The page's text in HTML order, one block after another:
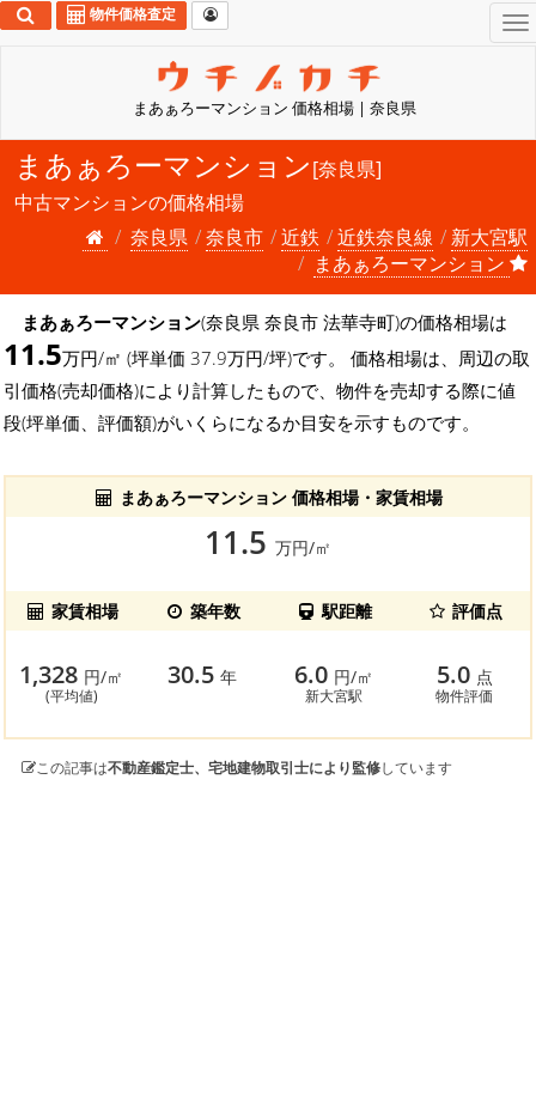
まあぁろーマンション 価格相場 | 奈良県
物件価格査定
まあぁろーマンション[奈良県]
中古マンションの価格相場
奈良県
奈良市 近鉄 近鉄奈良線
新大宮駅
まあぁろーマンション
まあぁろーマンション(奈良県 奈良市 法華寺町)の価格相場は
11.5万円/㎡ (坪単価 37.9万円/坪)です。 価格相場は、周辺の取
引価格(売却価格)により計算したもので、物件を売却する際に値
段(坪単価、評価額)がいくらになるか目安を示すものです。
まあぁろーマンション 価格相場・家賃相場
11.5 万円/㎡
家賃相場 築年数 駅距離 評価点
1,328 円/㎡
(平均値)
30.5年 6.0 円/㎡
新大宮駅
5.0 点
物件評価
この記事は不動産鑑定士、宅地建物取引士により監修しています